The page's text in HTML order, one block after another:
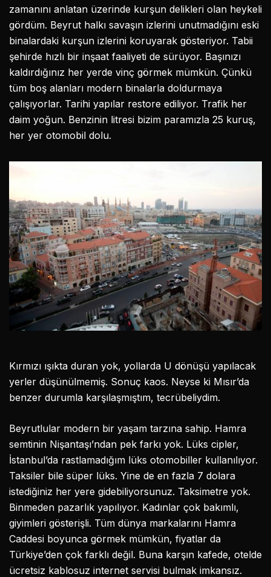
zamanını anlatan üzerinde kurşun delikleri olan heykeli
gördüm. Beyrut halkı savaşın izlerini unutmadığını eski
binalardaki kurşun izlerini koruyarak gösteriyor. Tabii
şehirde hızlı bir inşaat faaliyeti de sürüyor. Başınızı
kaldırdığınız her yerde vinç görmek mümkün. Çünkü
tüm boş alanları modern binalarla doldurmaya
çalışıyorlar. Tarihi yapılar restore ediliyor. Trafik her
daim yoğun. Benzinin litresi bizim paramızla 25 kuruş,
her yer otomobil dolu.
Kırmızı ışıkta duran yok, yollarda U dönüşü yapılacak
yerler düşünülmemiş. Sonuç kaos. Neyse ki Mısır’da
benzer durumla karşılaşmıştım, tecrübeliydim.
Beyrutlular modern bir yaşam tarzına sahip. Hamra
semtinin Nişantaşı’ndan pek farkı yok. Lüks cipler,
İstanbul’da rastlamadığım lüks otomobiller kullanılıyor.
Taksiler bile süper lüks. Yine de en fazla 7 dolara
istediğiniz her yere gidebiliyorsunuz. Taksimetre yok.
Binmeden pazarlık yapılıyor. Kadınlar çok bakımlı,
giyimleri gösterişli. Tüm dünya markalarını Hamra
Caddesi boyunca görmek mümkün, fiyatlar da
Türkiye’den çok farklı değil. Buna karşın kafede, otelde
ücretsiz kablosuz internet servisi bulmak imkansız.